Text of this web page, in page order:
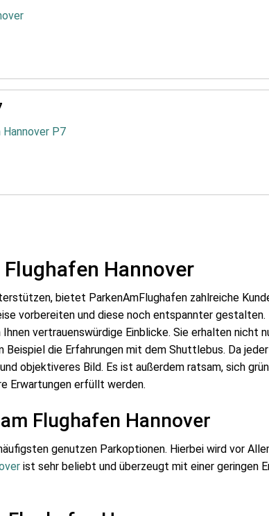
P7
Hannover
bietet ParkenAmFlughafen zahlreiche
vorbereiten und diese noch entspannter
vertrauenswürdige Einblicke. Sie erhalten nicht
die Erfahrungen mit dem Shuttlebus. Da
objektiveres Bild. Es ist außerdem ratsam, sich
Erwartungen erfüllt werden.
Flughafen Hannover
genutzen Parkoptionen. Hierbei wird vor
ist sehr beliebt und überzeugt mit einer geringen